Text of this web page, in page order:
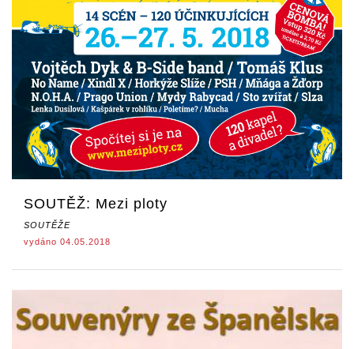
SOUTĚŽ: Mezi ploty
SOUTĚŽE
vydáno 04.05.2018